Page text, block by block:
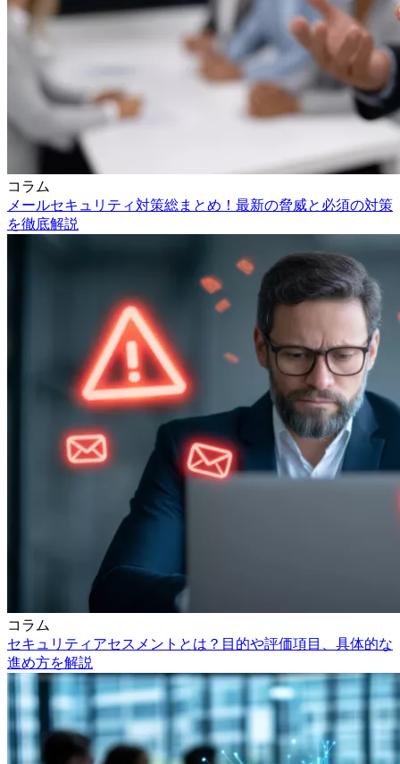
コラム
メールセキュリティ対策総まとめ！最新の脅威と必須の対策
を徹底解説
コラム
セキュリティアセスメントとは？目的や評価項目、具体的な
進め方を解説